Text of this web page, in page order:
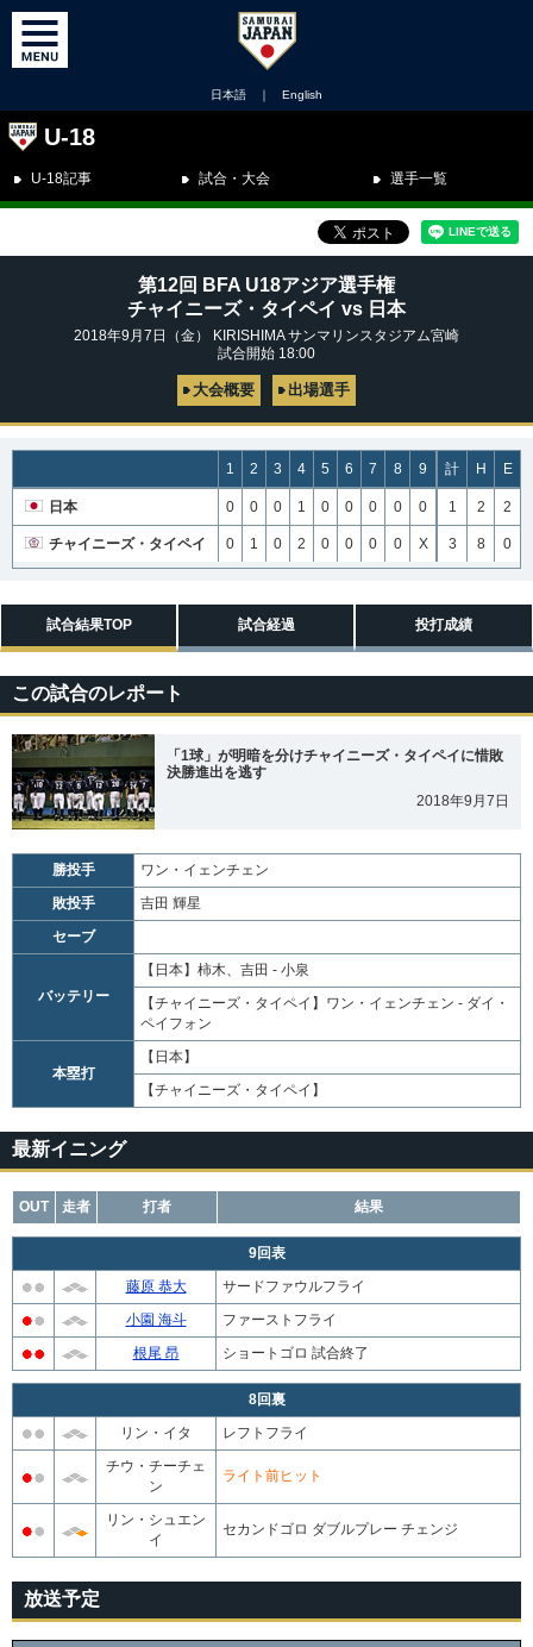
日本語 ｜ English
U-18
U-18記事 試合・大会 選手一覧
第12回 BFA U18アジア選手権
チャイニーズ・タイペイ vs 日本
2018年9月7日（金） KIRISHIMA サンマリンスタジアム宮崎
試合開始 18:00
大会概要 出場選手
1 2 3 4 5 6 7 8 9 計 H E
日本 0 0 0 1 0 0 0 0 0 1 2 2
チャイニーズ・タイペイ 0 1 0 2 0 0 0 0 X 3 8 0
試合結果TOP 試合経過 投打成績
この試合のレポート
「1球」が明暗を分けチャイニーズ・タイペイに惜敗
決勝進出を逃す
2018年9月7日
勝投手
ワン・イェンチェン
敗投手
吉田 輝星
セーブ
バッテリー
【日本】 柿木、吉田 - 小泉
【チャイニーズ・タイペイ】 ワン・イェンチェン - ダイ・
ペイフォン
本塁打
【日本】
【チャイニーズ・タイペイ】
最新イニング
OUT 走者 打者 結果
9回表
藤原 恭大
サードファウルフライ
小園 海斗
ファーストフライ
根尾 昂
ショートゴロ 試合終了
8回裏
リン・イタ
レフトフライ
チウ・チーチェ
ン
ライト前ヒット
リン・シュエン
イ
セカンドゴロ ダブルプレー チェンジ
放送予定